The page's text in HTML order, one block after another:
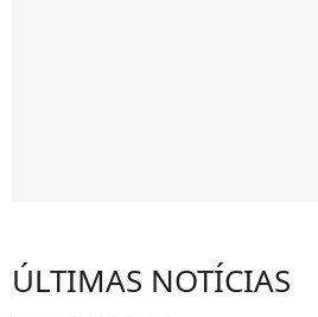
ÚLTIMAS NOTÍCIAS